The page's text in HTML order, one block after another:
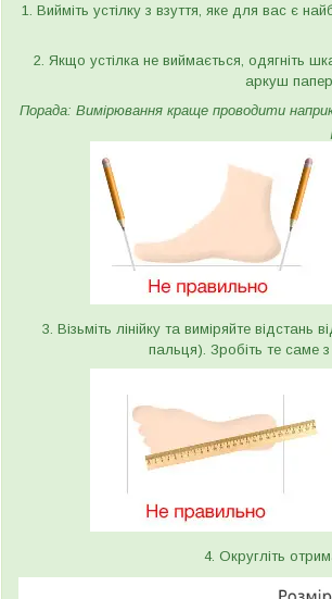
1. Вийміть устілку з взуття, яке для вас є
2. Якщо устілка не виймається, одягніть
аркуш
Порада: Вимірювання краще проводити
3. Візьміть лінійку та виміряйте
пальця). Зробіть те саме
4. Округліть